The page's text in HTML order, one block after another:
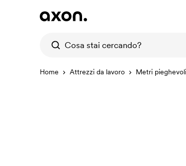
Home Attrezzi da lavoro Metri pieghevoli